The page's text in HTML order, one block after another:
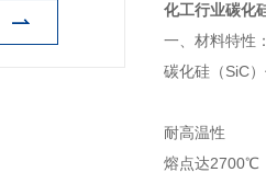
化工行业碳化
一、材料特性
碳化硅（SiC
耐高温性
熔点达2700℃